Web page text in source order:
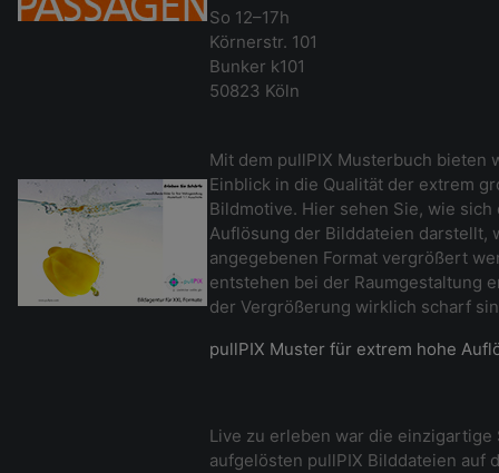
So 12–17h
Körnerstr. 101
Bunker k101
50823 Köln
Mit dem pullPIX Musterbuch bieten
Einblick in die Qualität der extrem
Bildmotive. Hier sehen Sie, wie
Auflösung der Bilddateien darstellt,
angegebenen Format vergrößert
entstehen bei der Raumgestaltung
der Vergrößerung wirklich scharf
pullPIX Muster für extrem hohe
Live zu erleben war die
aufgelösten pullPIX Bilddateien auf